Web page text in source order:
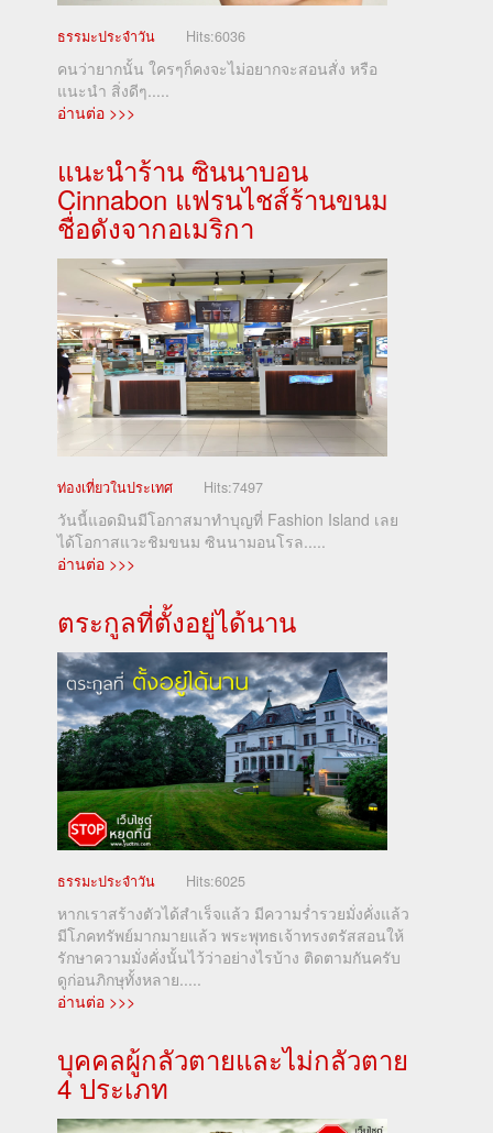
ธรรมะประจำวัน Hits:6036
คนว่ายากนั้น ใครๆก็คงจะไม่อยากจะสอนสั่ง หรือ
แนะนำ สิ่งดีๆ.....
อ่านต่อ >>>
แนะนำร้าน ซินนาบอน
Cinnabon แฟรนไชส์ร้านขนม
ชื่อดังจากอเมริกา
ท่องเที่ยวในประเทศ Hits:7497
วันนี้แอดมินมีโอกาสมาทำบุญที่ Fashion Island เลย
ได้โอกาสแวะชิมขนม ซินนามอนโรล.....
อ่านต่อ >>>
ตระกูลที่ตั้งอยู่ได้นาน
ธรรมะประจำวัน Hits:6025
หากเราสร้างตัวได้สำเร็จแล้ว มีความร่ำรวยมั่งคั่งแล้ว
มีโภคทรัพย์มากมายแล้ว พระพุทธเจ้าทรงตรัสสอนให้
รักษาความมั่งคั่งนั้นไว้ว่าอย่างไรบ้าง ติดตามกันครับ
ดูก่อนภิกษุทั้งหลาย.....
อ่านต่อ >>>
บุคคลผู้กลัวตายและไม่กลัวตาย
4 ประเภท